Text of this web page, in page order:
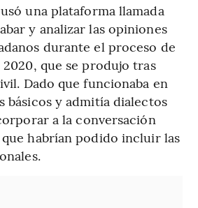
una plataforma llamada
y analizar las opiniones
durante el proceso de
que se produjo tras
Dado que funcionaba en
básicos y admitía dialectos
a la conversación
que habrían podido incluir las